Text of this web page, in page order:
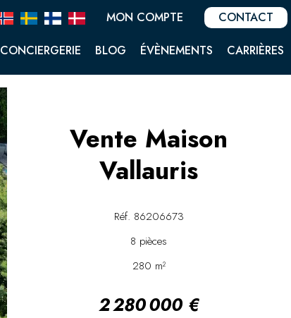
MON COMPTE CONTACT
CONCIERGERIE BLOG ÉVÈNEMENTS CARRIÈRES
Vente Maison
Vallauris
Réf. 86206673
8 pièces
280 m²
2 280 000 €